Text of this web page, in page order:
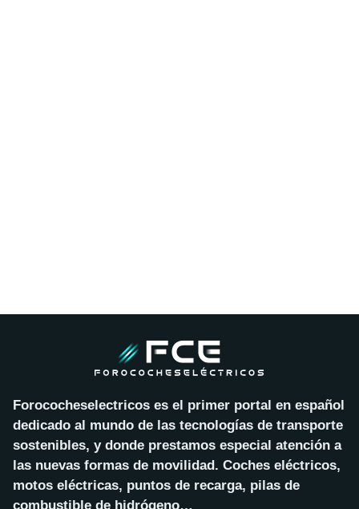
Forococheselectricos es el primer portal en español
dedicado al mundo de las tecnologías de transporte
sostenibles, y donde prestamos especial atención a
las nuevas formas de movilidad. Coches eléctricos,
motos eléctricas, puntos de recarga, pilas de
combustible de hidrógeno…